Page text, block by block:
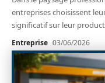
entreprises choisissent
significatif sur leur
Entreprise 03/06/2026